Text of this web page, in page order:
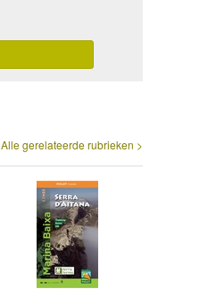
Alle gerelateerde rubrieken >